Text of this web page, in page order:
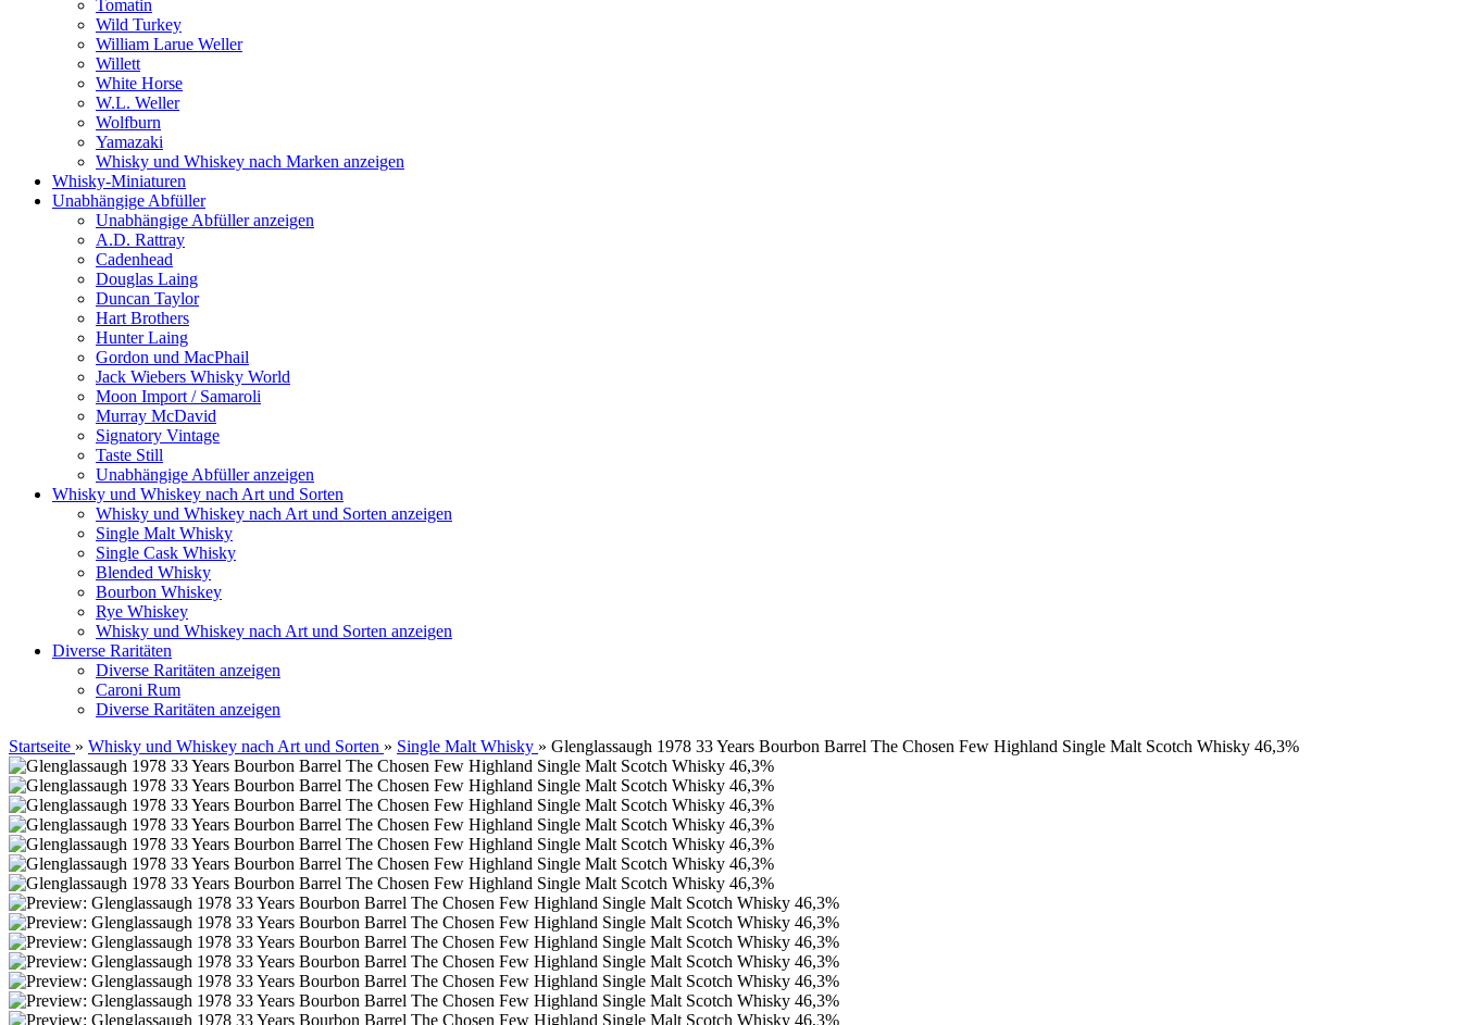
Tomatin
Wild Turkey
William Larue Weller
Willett
White Horse
W.L. Weller
Wolfburn
Yamazaki
Whisky und Whiskey nach Marken anzeigen
Whisky-Miniaturen
Unabhängige Abfüller
Unabhängige Abfüller anzeigen
A.D. Rattray
Cadenhead
Douglas Laing
Duncan Taylor
Hart Brothers
Hunter Laing
Gordon und MacPhail
Jack Wiebers Whisky World
Moon Import / Samaroli
Murray McDavid
Signatory Vintage
Taste Still
Unabhängige Abfüller anzeigen
Whisky und Whiskey nach Art und Sorten
Whisky und Whiskey nach Art und Sorten anzeigen
Single Malt Whisky
Single Cask Whisky
Blended Whisky
Bourbon Whiskey
Rye Whiskey
Whisky und Whiskey nach Art und Sorten anzeigen
Diverse Raritäten
Diverse Raritäten anzeigen
Caroni Rum
Diverse Raritäten anzeigen
Startseite » Whisky und Whiskey nach Art und Sorten » Single Malt Whisky » Glenglassaugh 1978 33 Years Bourbon Barrel The Chosen Few Highland Single Malt Scotch Whisky 46,3%